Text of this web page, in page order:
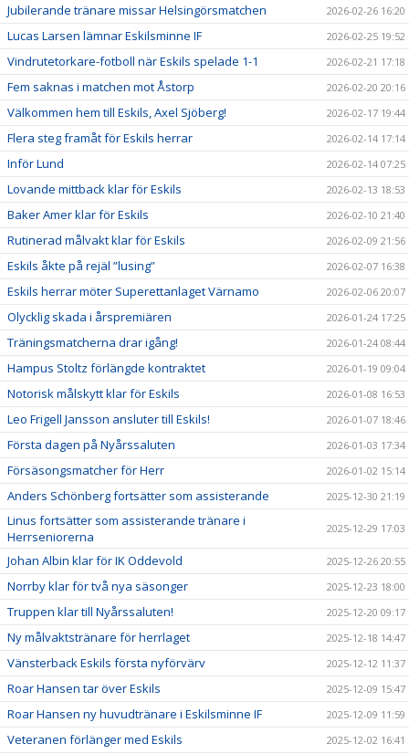
Jubilerande tränare missar Helsingörsmatchen 2026-02-26 16:20
Lucas Larsen lämnar Eskilsminne IF 2026-02-25 19:52
Vindrutetorkare-fotboll när Eskils spelade 1-1 2026-02-21 17:18
Fem saknas i matchen mot Åstorp 2026-02-20 20:16
Välkommen hem till Eskils, Axel Sjöberg! 2026-02-17 19:44
Flera steg framåt för Eskils herrar 2026-02-14 17:14
Inför Lund 2026-02-14 07:25
Lovande mittback klar för Eskils 2026-02-13 18:53
Baker Amer klar för Eskils 2026-02-10 21:40
Rutinerad målvakt klar för Eskils 2026-02-09 21:56
Eskils åkte på rejäl ”lusing” 2026-02-07 16:38
Eskils herrar möter Superettanlaget Värnamo 2026-02-06 20:07
Olycklig skada i årspremiären 2026-01-24 17:25
Träningsmatcherna drar igång! 2026-01-24 08:44
Hampus Stoltz förlängde kontraktet 2026-01-19 09:04
Notorisk målskytt klar för Eskils 2026-01-08 16:53
Leo Frigell Jansson ansluter till Eskils! 2026-01-07 18:46
Första dagen på Nyårssaluten 2026-01-03 17:34
Försäsongsmatcher för Herr 2026-01-02 15:14
Anders Schönberg fortsätter som assisterande 2025-12-30 21:19
Linus fortsätter som assisterande tränare i
Herrseniorerna
2025-12-29 17:03
Johan Albin klar för IK Oddevold 2025-12-26 20:55
Norrby klar för två nya säsonger 2025-12-23 18:00
Truppen klar till Nyårssaluten! 2025-12-20 09:17
Ny målvaktstränare för herrlaget 2025-12-18 14:47
Vänsterback Eskils första nyförvärv 2025-12-12 11:37
Roar Hansen tar över Eskils 2025-12-09 15:47
Roar Hansen ny huvudtränare i Eskilsminne IF 2025-12-09 11:59
Veteranen förlänger med Eskils 2025-12-02 16:41